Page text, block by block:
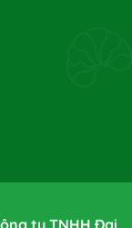
ty TNHH Đại